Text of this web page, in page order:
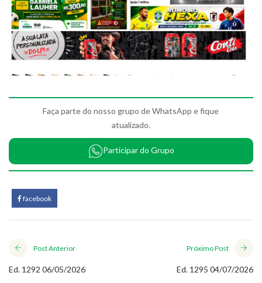
Faça parte do nosso grupo de WhatsApp e fique
atualizado.
Participar do Grupo
facebook
Post Anterior
Ed. 1292 06/05/2026
Próximo Post
Ed. 1295 04/07/2026